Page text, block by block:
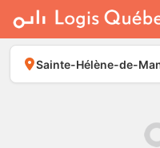
À LOUER
À VENDRE
PLACER UNE
Sainte-Hélène-de-